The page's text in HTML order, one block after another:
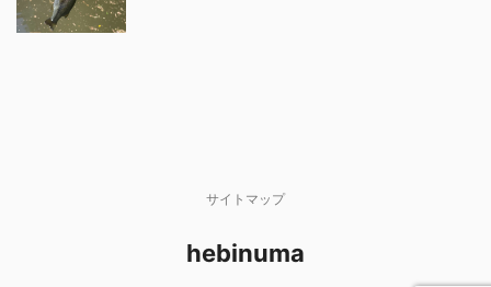
サイトマップ
hebinuma